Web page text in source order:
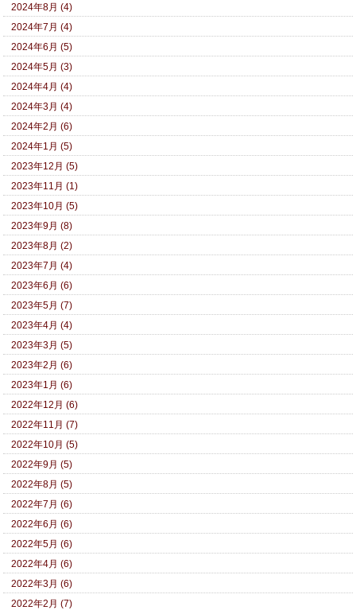
2024年8月 (4)
2024年7月 (4)
2024年6月 (5)
2024年5月 (3)
2024年4月 (4)
2024年3月 (4)
2024年2月 (6)
2024年1月 (5)
2023年12月 (5)
2023年11月 (1)
2023年10月 (5)
2023年9月 (8)
2023年8月 (2)
2023年7月 (4)
2023年6月 (6)
2023年5月 (7)
2023年4月 (4)
2023年3月 (5)
2023年2月 (6)
2023年1月 (6)
2022年12月 (6)
2022年11月 (7)
2022年10月 (5)
2022年9月 (5)
2022年8月 (5)
2022年7月 (6)
2022年6月 (6)
2022年5月 (6)
2022年4月 (6)
2022年3月 (6)
2022年2月 (7)